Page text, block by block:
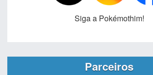
Siga a Pokémothim!
Parceiros